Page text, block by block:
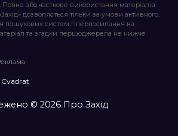
або часткове використання матеріалів
дозволяється тільки за умови активного,
пошукових систем гіперпосилання на
та згадки першоджерела не нижче
Cvadrat
© 2026 Про Захід